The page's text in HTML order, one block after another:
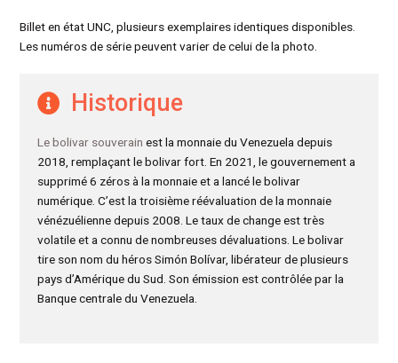
Billet en état UNC, plusieurs exemplaires identiques disponibles.
Les numéros de série peuvent varier de celui de la photo.
Historique
Le bolivar souverain est la monnaie du Venezuela depuis
2018, remplaçant le bolivar fort. En 2021, le gouvernement a
supprimé 6 zéros à la monnaie et a lancé le bolivar
numérique. C’est la troisième réévaluation de la monnaie
vénézuélienne depuis 2008. Le taux de change est très
volatile et a connu de nombreuses dévaluations. Le bolivar
tire son nom du héros Simón Bolívar, libérateur de plusieurs
pays d’Amérique du Sud. Son émission est contrôlée par la
Banque centrale du Venezuela.